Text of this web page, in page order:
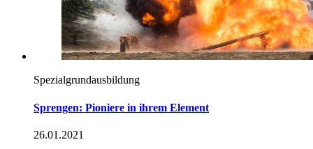
Spezialgrundausbildung
Sprengen: Pioniere in ihrem Element
26.01.2021